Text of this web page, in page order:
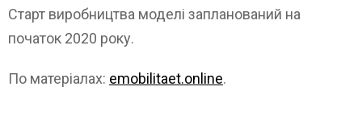
Старт виробництва моделі запланований на
початок 2020 року.
По матеріалах: emobilitaet.online.